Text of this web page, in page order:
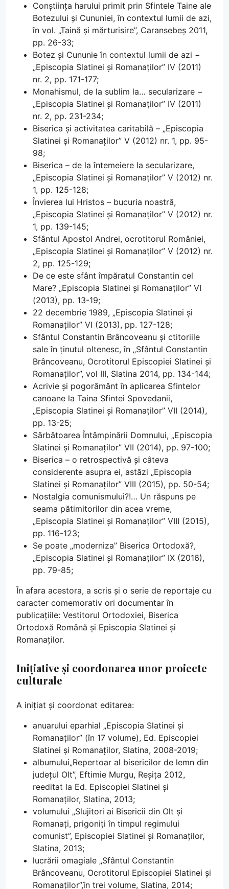
Conștiința harului primit prin Sfintele Taine ale
Botezului și Cununiei, în contextul lumii de azi,
în vol. „Taină și mărturisire”, Caransebeș 2011,
pp. 26-33;
Botez și Cununie în contextul lumii de azi −
„Episcopia Slatinei și Romanaților” IV (2011)
nr. 2, pp. 171-177;
Monahismul, de la sublim la… secularizare −
„Episcopia Slatinei și Romanaților” IV (2011)
nr. 2, pp. 231-234;
Biserica și activitatea caritabilă – „Episcopia
Slatinei și Romanaților” V (2012) nr. 1, pp. 95-
98;
Biserica – de la întemeiere la secularizare,
„Episcopia Slatinei și Romanaților” V (2012) nr.
1, pp. 125-128;
Învierea lui Hristos – bucuria noastră,
„Episcopia Slatinei și Romanaților” V (2012) nr.
1, pp. 139-145;
Sfântul Apostol Andrei, ocrotitorul României,
„Episcopia Slatinei și Romanaților” V (2012) nr.
2, pp. 125-129;
De ce este sfânt împăratul Constantin cel
Mare? „Episcopia Slatinei și Romanaților” VI
(2013), pp. 13-19;
22 decembrie 1989, „Episcopia Slatinei și
Romanaților” VI (2013), pp. 127-128;
Sfântul Constantin Brâncoveanu și ctitoriile
sale în ținutul oltenesc, în „Sfântul Constantin
Brâncoveanu, Ocrotitorul Episcopiei Slatinei și
Romanaților”, vol III, Slatina 2014, pp. 134-144;
Acrivie și pogorământ în aplicarea Sfintelor
canoane la Taina Sfintei Spovedanii,
„Episcopia Slatinei și Romanaților” VII (2014),
pp. 13-25;
Sărbătoarea Întâmpinării Domnului, „Episcopia
Slatinei și Romanaților” VII (2014), pp. 97-100;
Biserica – o retrospectivă și câteva
considerente asupra ei, astăzi „Episcopia
Slatinei și Romanaților” VIII (2015), pp. 50-54;
Nostalgia comunismului?!… Un răspuns pe
seama pătimitorilor din acea vreme,
„Episcopia Slatinei și Romanaților” VIII (2015),
pp. 116-123;
Se poate „moderniza” Biserica Ortodoxă?,
„Episcopia Slatinei și Romanaților” IX (2016),
pp. 79-85;
În afara acestora, a scris și o serie de reportaje cu
caracter comemorativ ori documentar în
publicațiile: Vestitorul Ortodoxiei, Biserica
Ortodoxă Română și Episcopia Slatinei și
Romanaților.
Inițiative și coordonarea unor proiecte
culturale
A inițiat și coordonat editarea:
anuarului eparhial „Episcopia Slatinei și
Romanaților” (în 17 volume), Ed. Episcopiei
Slatinei și Romanaților, Slatina, 2008-2019;
albumului„Repertoar al bisericilor de lemn din
județul Olt”, Eftimie Murgu, Reșița 2012,
reeditat la Ed. Episcopiei Slatinei și
Romanaților, Slatina, 2013;
volumului „Slujitori ai Bisericii din Olt și
Romanați, prigoniți în timpul regimului
comunist”, Episcopiei Slatinei și Romanaților,
Slatina, 2013;
lucrării omagiale „Sfântul Constantin
Brâncoveanu, Ocrotitorul Episcopiei Slatinei și
Romanaților”,în trei volume, Slatina, 2014;